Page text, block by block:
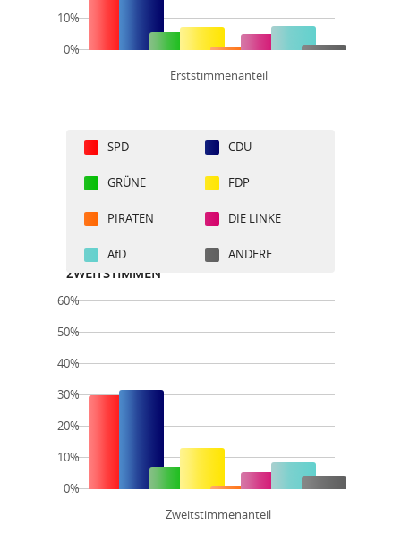
Erststimmenanteil
10%
0%
SPD CDU
GRÜNE FDP
PIRATEN DIE LINKE
AfD ANDERE
ZWEITSTIMMEN
Zweitstimmenanteil
60%
50%
40%
30%
20%
10%
0%